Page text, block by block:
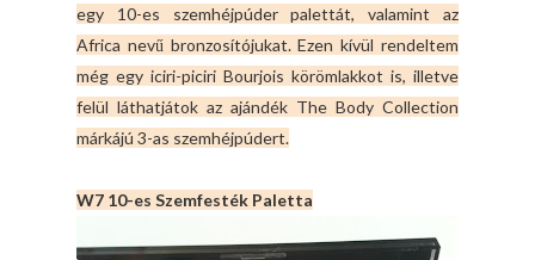
egy 10-es szemhéjpúder palettát, valamint az
Africa nevű bronzosítójukat. Ezen kívül rendeltem
még egy iciri-piciri Bourjois körömlakkot is, illetve
felül láthatjátok az ajándék The Body Collection
márkájú 3-as szemhéjpúdert.
W7 10-es Szemfesték Paletta